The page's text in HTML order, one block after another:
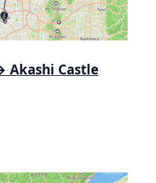
Akashi Castle